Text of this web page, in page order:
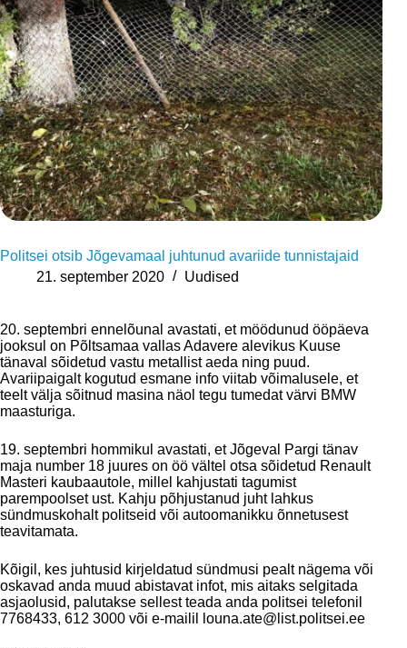
Politsei otsib Jõgevamaal juhtunud avariide tunnistajaid
21. september 2020
Uudised
20. septembri ennelõunal avastati, et möödunud ööpäeva
jooksul on Põltsamaa vallas Adavere alevikus Kuuse
tänaval sõidetud vastu metallist aeda ning puud.
Avariipaigalt kogutud esmane info viitab võimalusele, et
teelt välja sõitnud masina näol tegu tumedat värvi BMW
maasturiga.
19. septembri hommikul avastati, et Jõgeval Pargi tänav
maja number 18 juures on öö vältel otsa sõidetud Renault
Masteri kaubaautole, millel kahjustati tagumist
parempoolset ust. Kahju põhjustanud juht lahkus
sündmuskohalt politseid või autoomanikku õnnetusest
teavitamata.
Kõigil, kes juhtusid kirjeldatud sündmusi pealt nägema või
oskavad anda muud abistavat infot, mis aitaks selgitada
asjaolusid, palutakse sellest teada anda politsei telefonil
7768433, 612 3000 või e-mailil
louna.ate@list.politsei.ee